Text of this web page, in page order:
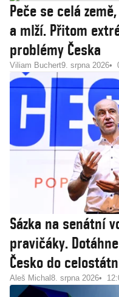
Peče se celá
a mlží. Přitom
problémy Česka
Viliam Buchert9. srpna 2026
Sázka na senátní
pravičáky.
Česko do
Aleš Michal 8. srpna 2026